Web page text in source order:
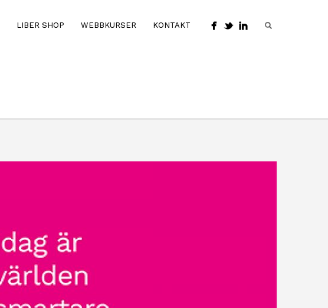
LIBER SHOP WEBBKURSER KONTAKT